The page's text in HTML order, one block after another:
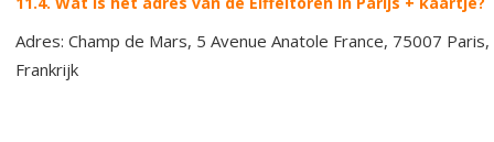
Adres: Champ de Mars, 5 Avenue Anatole France, 75007 Paris,
Frankrijk